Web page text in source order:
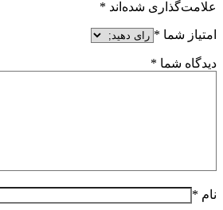
علامت‌گذاری شده‌اند *
امتیاز شما *
دیدگاه شما *
نام *